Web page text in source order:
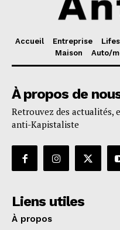
Accueil Entreprise
Maison
Auto/
À propos de
Retrouvez des actualités,
anti-Kapistaliste
Liens utiles
À propos